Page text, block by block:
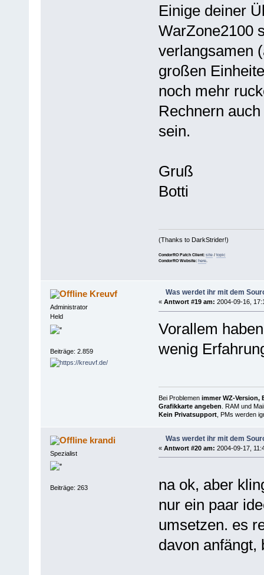
Einige deiner
WarZone2100
verlangsamen
großen
noch mehr
Rechnern
sein.
Gruß
Botti
(Thanks to DarkStrider!)
CondorRO Patch Client: site/ topic
CondorRO Website: here.
Kreuvf
Administrator
Held
Beiträge: 2.859
Was werdet ihr mit dem
« Antwort #19 am: 2004-09-16,
Vorallem
wenig
Bei Problemen immer WZ-Version,
Grafikkarte angeben . RAM und
Kein Privatsupport, PMs werden
krandi
Spezialist
Beiträge: 263
Was werdet ihr mit dem
« Antwort #20 am: 2004-09-17,
na ok, aber
nur ein paar
umsetzen. es
davon anfängt,